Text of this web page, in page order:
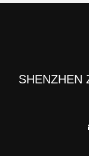
SHENZHEN